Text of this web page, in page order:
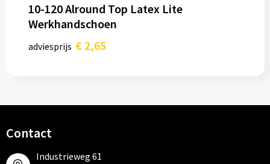
10-120 Alround Top Latex Lite
Werkhandschoen
adviesprijs € 2,65
Contact
Industrieweg 61